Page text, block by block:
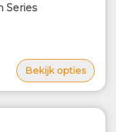
Series
Bekijk opties